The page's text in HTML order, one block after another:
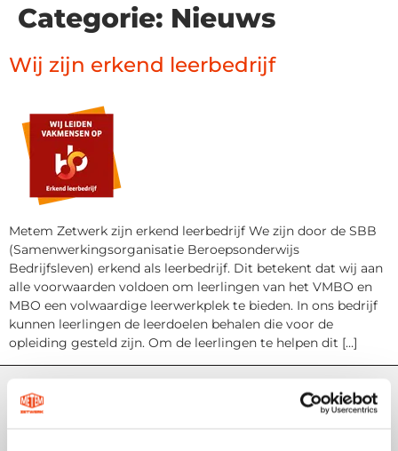
Categorie: Nieuws
Wij zijn erkend leerbedrijf
Metem Zetwerk zijn erkend leerbedrijf We zijn door de SBB
(Samenwerkingsorganisatie Beroepsonderwijs
Bedrijfsleven) erkend als leerbedrijf. Dit betekent dat wij aan
alle voorwaarden voldoen om leerlingen van het VMBO en
MBO een volwaardige leerwerkplek te bieden. In ons bedrijf
kunnen leerlingen de leerdoelen behalen die voor de
opleiding gesteld zijn. Om de leerlingen te helpen dit […]
Contact